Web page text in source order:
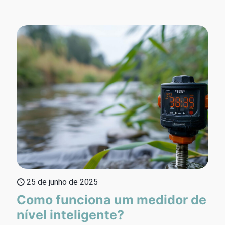
25 de junho de 2025
Como funciona um medidor de
nível inteligente?